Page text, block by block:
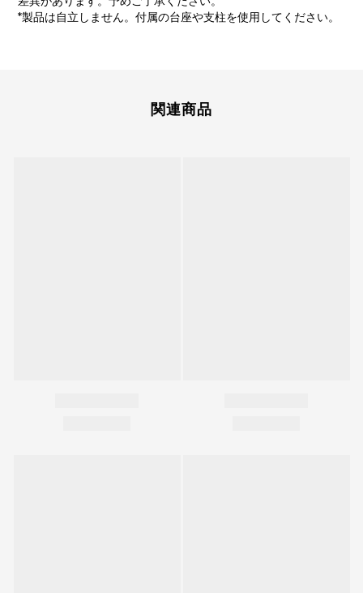
*製品は自立しません。付属の台座や支柱を使用してください。
関連商品